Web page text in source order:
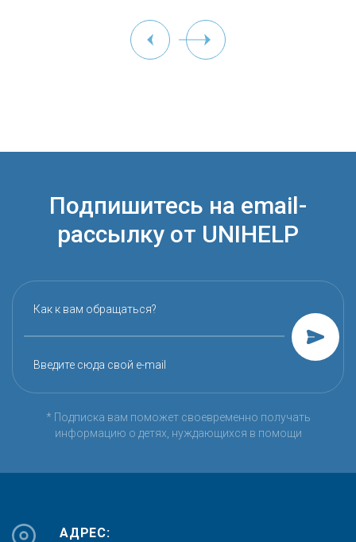
Подпишитесь на email-
рассылку от UNIHELP
Как к вам обращаться?
Введите сюда свой e-mail
* Подписка вам поможет своевременно получать
информацию о детях, нуждающихся в помощи
АДРЕС: